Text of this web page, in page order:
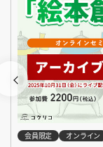
会員限定 オンライン